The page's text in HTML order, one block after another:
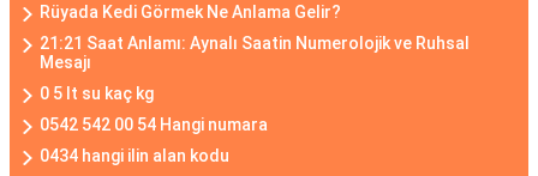
Rüyada Kedi Görmek Ne Anlama Gelir?
21:21 Saat Anlamı: Aynalı Saatin Numerolojik ve Ruhsal
Mesajı
0 5 lt su kaç kg
0542 542 00 54 Hangi numara
0434 hangi ilin alan kodu